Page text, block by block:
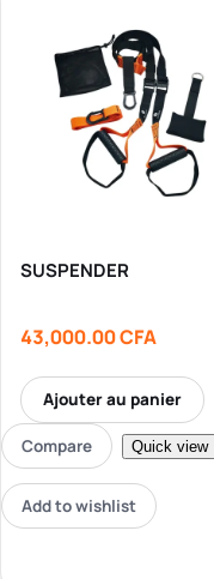
SUSPENDER
43,000.00CFA
Ajouter au panier
Compare Quick view
Add to wishlist